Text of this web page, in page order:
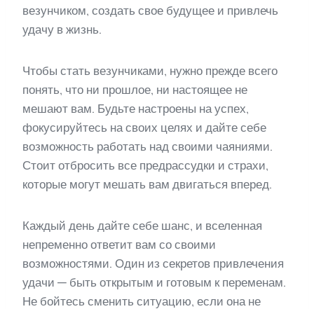
везунчиком, создать свое будущее и привлечь
удачу в жизнь.
Чтобы стать везунчиками, нужно прежде всего
понять, что ни прошлое, ни настоящее не
мешают вам. Будьте настроены на успех,
фокусируйтесь на своих целях и дайте себе
возможность работать над своими чаяниями.
Стоит отбросить все предрассудки и страхи,
которые могут мешать вам двигаться вперед.
Каждый день дайте себе шанс, и вселенная
непременно ответит вам со своими
возможностями. Один из секретов привлечения
удачи — быть открытым и готовым к переменам.
Не бойтесь сменить ситуацию, если она не